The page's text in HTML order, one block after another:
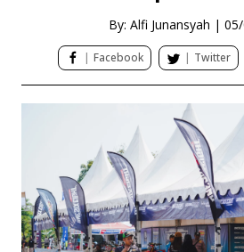
By: Alfi Junansyah |
| Facebook | Twitter